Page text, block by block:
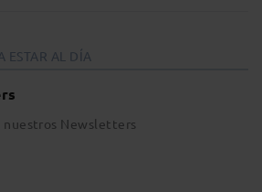
ESTAR AL DÍA
nuestros Newsletters